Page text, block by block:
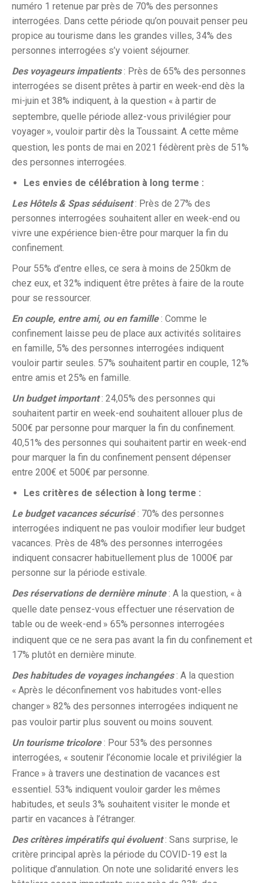
numéro 1 retenue par près de 70% des personnes
interrogées. Dans cette période qu’on pouvait penser peu
propice au tourisme dans les grandes villes, 34% des
personnes interrogées s’y voient séjourner.
Des voyageurs impatients: Près de 65% des personnes
interrogées se disent prêtes à partir en week-end dès la
mi-juin et 38% indiquent, à la question « à partir de
septembre, quelle période allez-vous privilégier pour
voyager », vouloir partir dès la Toussaint. A cette même
question, les ponts de mai en 2021 fédèrent près de 51%
des personnes interrogées.
Les envies de célébration à long terme :
Les Hôtels & Spas séduisent: Près de 27% des
personnes interrogées souhaitent aller en week-end ou
vivre une expérience bien-être pour marquer la fin du
confinement.
Pour 55% d’entre elles, ce sera à moins de 250km de
chez eux, et 32% indiquent être prêtes à faire de la route
pour se ressourcer.
En couple, entre ami, ou en famille: Comme le
confinement laisse peu de place aux activités solitaires
en famille, 5% des personnes interrogées indiquent
vouloir partir seules. 57% souhaitent partir en couple, 12%
entre amis et 25% en famille.
Un budget important: 24,05% des personnes qui
souhaitent partir en week-end souhaitent allouer plus de
500€ par personne pour marquer la fin du confinement.
40,51% des personnes qui souhaitent partir en week-end
pour marquer la fin du confinement pensent dépenser
entre 200€ et 500€ par personne.
Les critères de sélection à long terme :
Le budget vacances sécurisé: 70% des personnes
interrogées indiquent ne pas vouloir modifier leur budget
vacances. Près de 48% des personnes interrogées
indiquent consacrer habituellement plus de 1000€ par
personne sur la période estivale.
Des réservations de dernière minute: A la question, « à
quelle date pensez-vous effectuer une réservation de
table ou de week-end » 65% personnes interrogées
indiquent que ce ne sera pas avant la fin du confinement et
17% plutôt en dernière minute.
Des habitudes de voyages inchangées : A la question
« Après le déconfinement vos habitudes vont-elles
changer » 82% des personnes interrogées indiquent ne
pas vouloir partir plus souvent ou moins souvent.
Un tourisme tricolore: Pour 53% des personnes
interrogées, « soutenir l’économie locale et privilégier la
France » à travers une destination de vacances est
essentiel. 53% indiquent vouloir garder les mêmes
habitudes, et seuls 3% souhaitent visiter le monde et
partir en vacances à l’étranger.
Des critères impératifs qui évoluent: Sans surprise, le
critère principal après la période du COVID-19 est la
politique d’annulation. On note une solidarité envers les